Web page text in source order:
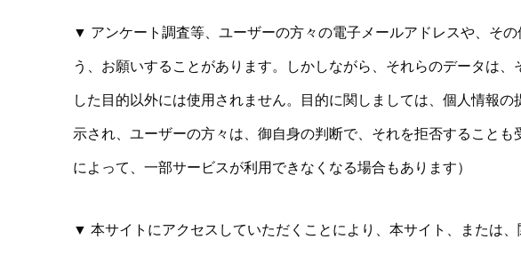
▼ アンケート調査等、ユーザーの方々の電子メールアドレスや、そ
う、お願いすることがあります。しかしながら、それらのデータは
した目的以外には使用されません。目的に関しましては、個人情報
示され、ユーザーの方々は、御自身の判断で、それを拒否すること
によって、一部サービスが利用できなくなる場合もあります）
▼ 本サイトにアクセスしていただくことにより、本サイト、または